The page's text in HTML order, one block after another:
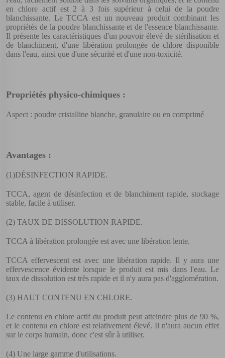
en chlore actif est 2 à 3 fois supérieur à celui de la poudre
blanchissante. Le TCCA est un nouveau produit combinant les
propriétés de la poudre blanchissante et de l'essence blanchissante.
Il présente les caractéristiques d'un pouvoir élevé de stérilisation et
de blanchiment, d'une libération prolongée de chlore disponible
dans l'eau, ainsi que d'une sécurité et d'une non-toxicité.
Propriétés physico-chimiques :
Aspect : poudre cristalline blanche, granulaire ou en comprimé
Avantages :
(1)DÉSINFECTION RAPIDE.
TCCA, agent de désinfection et de blanchiment rapide, stockage
stable, facile à utiliser.
(2) TAUX DE DISSOLUTION RAPIDE.
TCCA à libération prolongée est avec une libération lente.
TCCA effervescent est avec une libération rapide. Il y aura une
effervescence évidente lorsque le produit est mis dans l'eau. Le
taux de dissolution est très rapide et il n'y aura pas d'agglomération.
(3) HAUT CONTENU EN CHLORE.
Le contenu en chlore actif du produit peut atteindre plus de 90 %,
et le contenu en chlore est relativement élevé. Il n'aura aucun effet
sur le corps humain, donc c'est sûr à utiliser.
(4) Une large gamme d'utilisations.